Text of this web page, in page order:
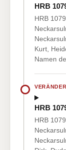
HRB
HRB
Kurt,
Namen
HRB
HRB